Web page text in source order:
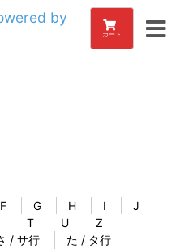
by
カート
F G H I
J
T U
Z
/ サ行
た / タ行